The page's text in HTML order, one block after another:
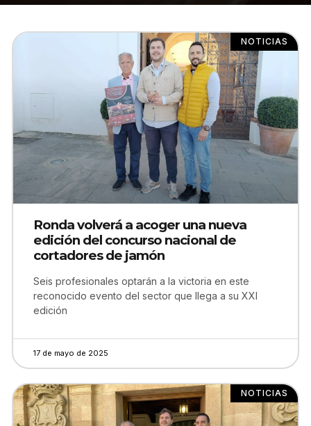
NOTICIAS
Ronda volverá a acoger una nueva
edición del concurso nacional de
cortadores de jamón
Seis profesionales optarán a la victoria en este
reconocido evento del sector que llega a su XXI
edición
17 de mayo de 2025
NOTICIAS